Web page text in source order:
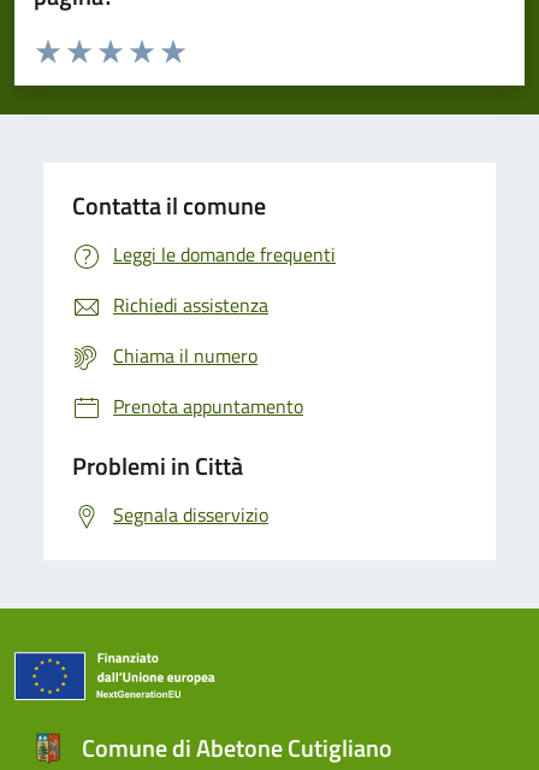
Domanda
Valuta da 1 a 5 stelle la pagina
Valuta 5 stelle su 5
Valuta 4 stelle su 5
Valuta 3 stelle su 5
Valuta 2 stelle su 5
Valuta 1 stelle su 5
Contatta il comune
Leggi le domande frequenti
Richiedi assistenza
Chiama il numero
Prenota appuntamento
Problemi in Città
Segnala disservizio
Comune di Abetone Cutigliano